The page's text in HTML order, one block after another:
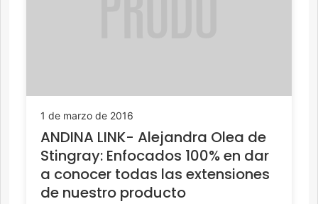
1 de marzo de 2016
ANDINA LINK- Alejandra Olea de
Stingray: Enfocados 100% en dar
a conocer todas las extensiones
de nuestro producto